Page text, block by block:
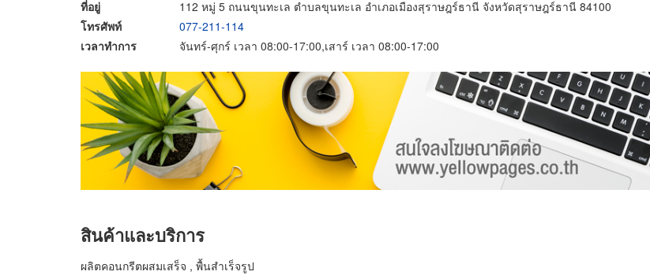
ที่อยู่
112 หมู่ 5 ถนนขุนทะเล ตำบลขุนทะเล อำเภอเมืองสุราษฎร์ธานี จังหวัดสุราษฎร์ธานี 84100
โทรศัพท์
077-211-114
เวลาทำการ
จันทร์-ศุกร์ เวลา 08:00-17:00,เสาร์ เวลา 08:00-17:00
สินค้าและบริการ
ผลิตคอนกรีตผสมเสร็จ , พื้นสำเร็จรูป